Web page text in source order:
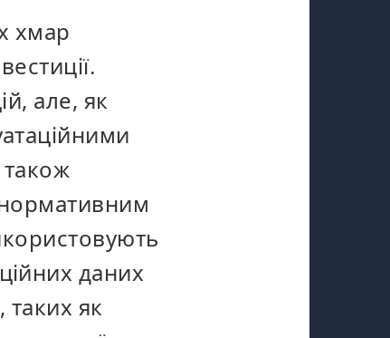
хмар
але, як
нормативним
даних
таких як